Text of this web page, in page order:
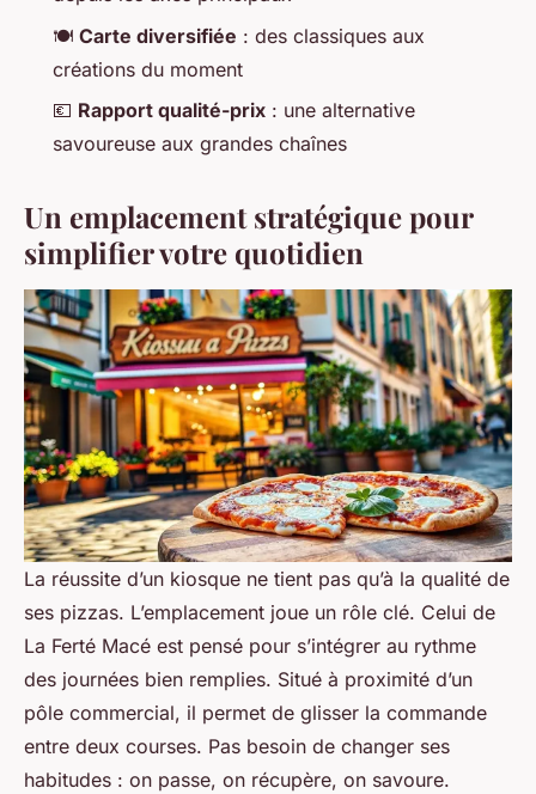
🍽️ Carte diversifiée : des classiques aux
créations du moment
💶 Rapport qualité-prix : une alternative
savoureuse aux grandes chaînes
Un emplacement stratégique pour
simplifier votre quotidien
La réussite d’un kiosque ne tient pas qu’à la qualité de
ses pizzas. L’emplacement joue un rôle clé. Celui de
La Ferté Macé est pensé pour s’intégrer au rythme
des journées bien remplies. Situé à proximité d’un
pôle commercial, il permet de glisser la commande
entre deux courses. Pas besoin de changer ses
habitudes : on passe, on récupère, on savoure.